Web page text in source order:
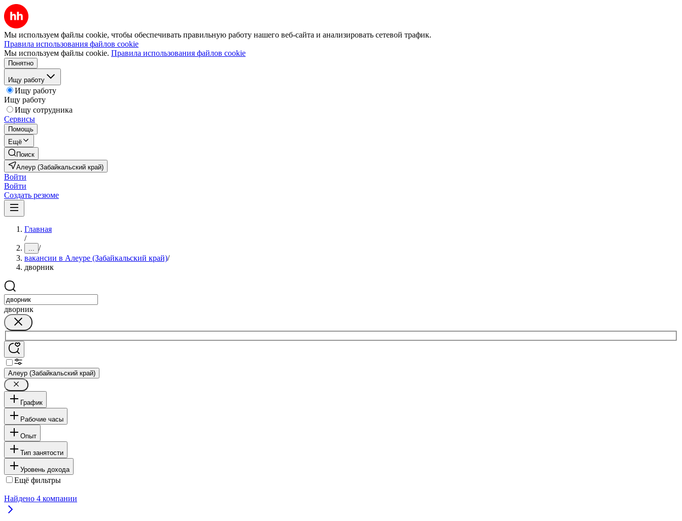
Мы используем файлы cookie, чтобы обеспечивать правильную работу нашего веб-сайта и анализировать сетевой трафик.
Правила использования файлов cookie
Мы используем файлы cookie. Правила использования файлов cookie
Понятно
Ищу работу
Ищу работу
Ищу работу
Ищу сотрудника
Сервисы
Помощь
Ещё
Поиск
Алеур (Забайкальский край)
Войти
Войти
Создать резюме
Главная
/
... /
вакансии в Алеуре (Забайкальский край)/
дворник
дворник
Алеур (Забайкальский край)
График
Рабочие часы
Опыт
Тип занятости
Уровень дохода
Ещё фильтры
Найдено 4 компании